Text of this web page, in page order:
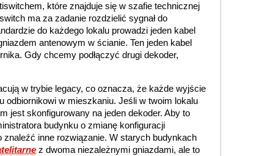
które znajduje się w szafie technicznej
ma za zadanie rozdzielić sygnał do
do każdego lokalu prowadzi jeden kabel
antenowym w ścianie. Ten jeden kabel
Gdy chcemy podłączyć drugi dekoder,
w trybie legacy, co oznacza, że każde wyjście
odbiornikowi w mieszkaniu. Jeśli w twoim lokalu
jest skonfigurowany na jeden dekoder. Aby to
budynku o zmianę konfiguracji
znaleźć inne rozwiązanie. W starych budynkach
z dwoma niezależnymi gniazdami, ale to